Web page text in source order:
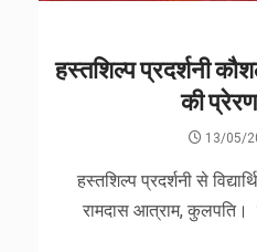
हस्तशिल्प प्रदर्शनी
की
13/05/
हस्तशिल्प प्रदर्शनी से
रामदास आत्राम, कुलपति।